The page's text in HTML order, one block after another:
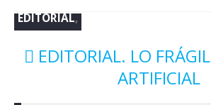
EDITORIAL,
EDITORIAL. LO
ARTIFICIAL